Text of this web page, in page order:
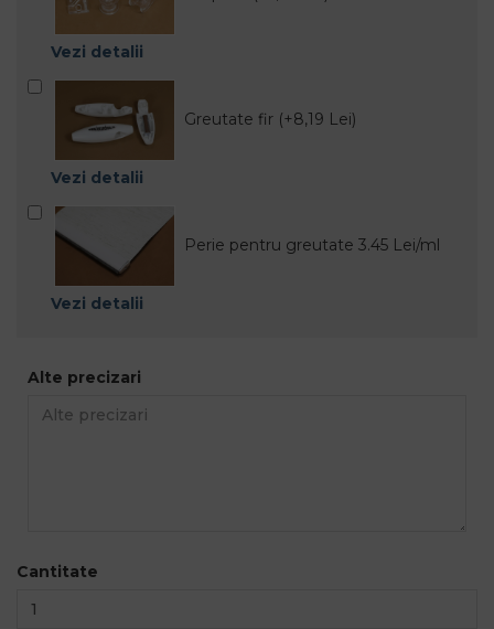
Cantitate
Vezi detalii
Greutate fir (+8,19 Lei)
Vezi detalii
Perie pentru greutate 3.45 Lei/ml
Vezi detalii
Alte precizari